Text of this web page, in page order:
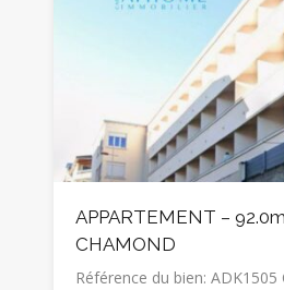
APPARTEMENT –
CHAMOND
Référence du bien: